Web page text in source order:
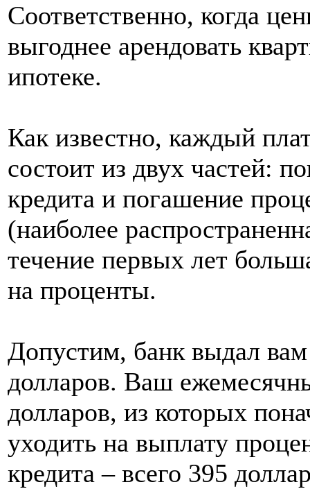
Соответственно, когда
выгоднее арендовать
ипотеке.
Как известно, каждый
состоит из двух частей:
кредита и погашение
(наиболее
течение первых лет
на проценты.
Допустим, банк выдал
долларов. Ваш
долларов, из которых
уходить на выплату
кредита – всего 395